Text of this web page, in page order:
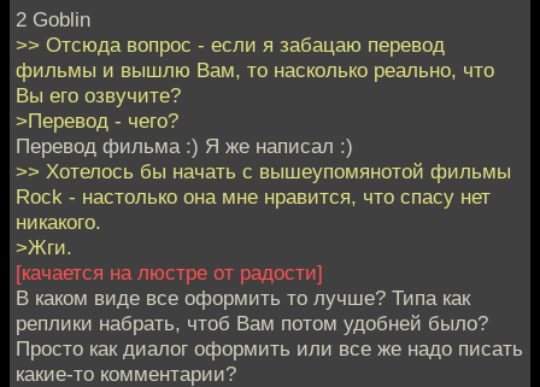
2 Goblin
>> Отсюда вопрос - если я забацаю перевод
фильмы и вышлю Вам, то насколько реально, что
Вы его озвучите?
>Перевод - чего?
Перевод фильма :) Я же написал :)
>> Хотелось бы начать с вышеупомянотой фильмы
Rock - настолько она мне нравится, что спасу нет
никакого.
>Жги.
[качается на люстре от радости]
В каком виде все оформить то лучше? Типа как
реплики набрать, чтоб Вам потом удобней было?
Просто как диалог оформить или все же надо писать
какие-то комментарии?